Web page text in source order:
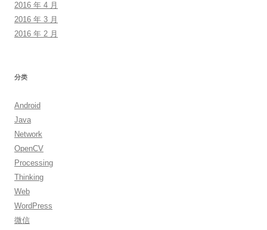
2016 年 4 月
2016 年 3 月
2016 年 2 月
分类
Android
Java
Network
OpenCV
Processing
Thinking
Web
WordPress
微信